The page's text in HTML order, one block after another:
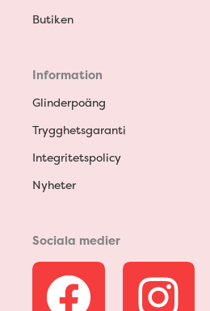
Butiken
Information
Glinderpoäng
Trygghetsgaranti
Integritetspolicy
Nyheter
Sociala medier
F I